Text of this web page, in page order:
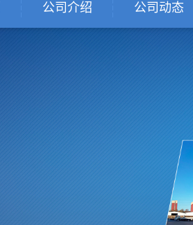
公司介绍 公司动态